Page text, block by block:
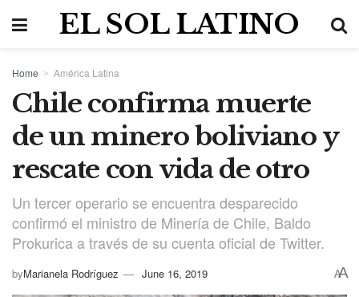
EL SOL LATINO
Home América Latina
Chile confirma muerte
de un minero boliviano y
rescate con vida de otro
Un tercer operario se encuentra desparecido
confirmó el ministro de Minería de Chile, Baldo
Prokurica a través de su cuenta oficial de Twitter.
byMarianela Rodríguez June 16, 2019 AA